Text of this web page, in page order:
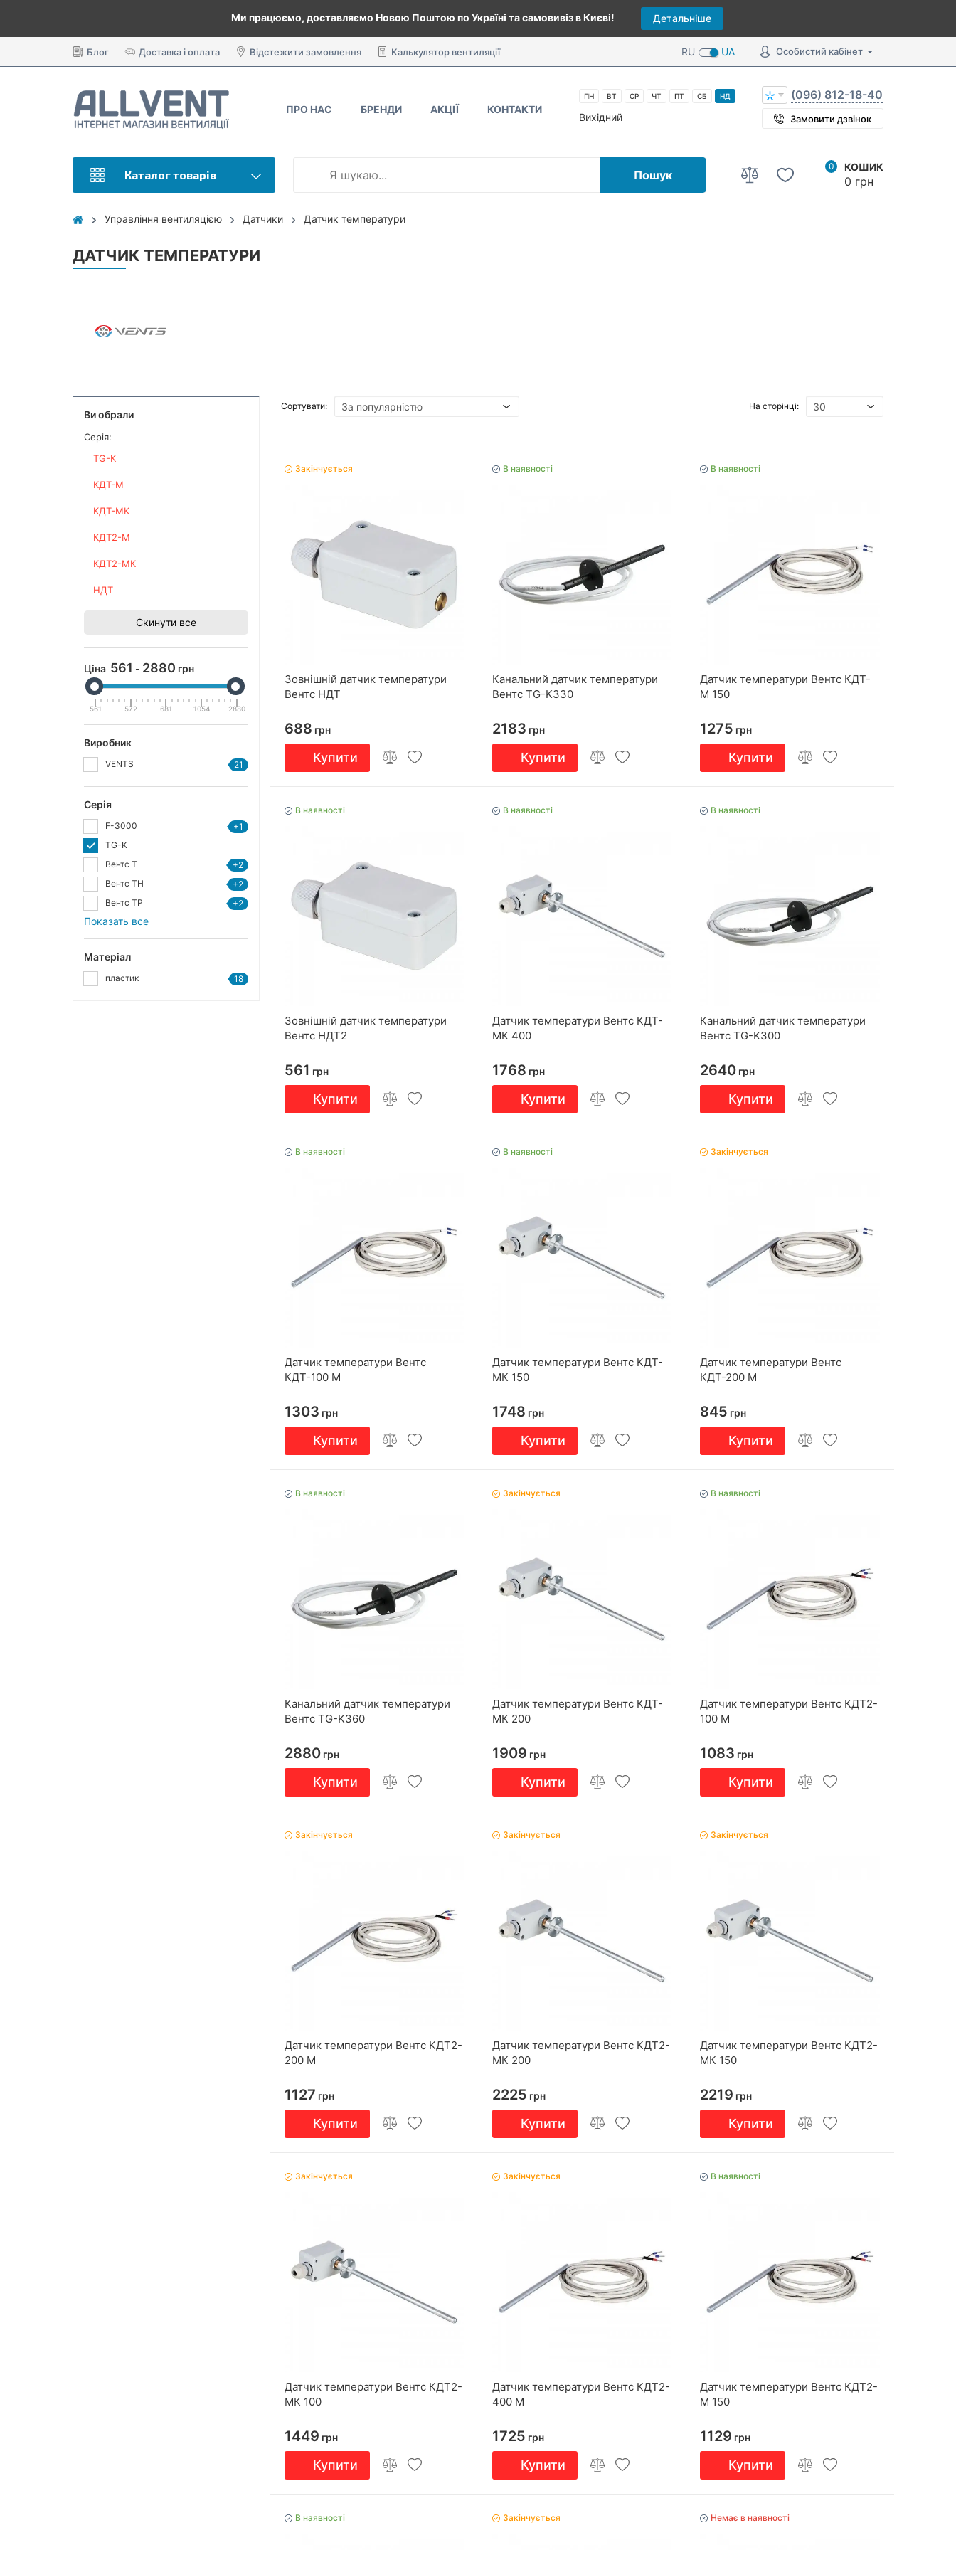
Ми працюємо, доставляємо Новою Поштою по Україні та самовивіз в Києві! Детальніше
Блог Доставка і оплата Відстежити замовлення Калькулятор вентиляції Особистий кабінет
RU UA
ПРО НАС БРЕНДИ АКЦІЇ КОНТАКТИ
ПН ВТ СР ЧТ ПТ СБ НД
Вихідний
(096) 812-18-40
Замовити дзвінок
Каталог товарів Пошук
0 КОШИК
0 грн
Управління вентиляцією Датчики Датчик температури
ДАТЧИК ТЕМПЕРАТУРИ
Ви обрали
Серія:
TG-K
КДТ-М
КДТ-МК
КДТ2-М
КДТ2-МК
НДТ
Скинути все
Ціна 561 - 2880 грн
561 572 681 1054 2880
Виробник
VENTS 21
Серія
F-3000
+1
TG-K
Вентс Т
+2
Вентс ТН
+2
Вентс ТР
+2
Показать все
Матеріал
пластик 18
Сортувати: На сторінці:
Закінчується
Зовнішній датчик температури
Вентс НДТ
688 грн
Купити
В наявності
Канальний датчик температури
Вентс TG-K330
2183 грн
Купити
В наявності
Датчик температури Вентс КДТ-
М 150
1275 грн
Купити
В наявності
Зовнішній датчик температури
Вентс НДТ2
561 грн
Купити
В наявності
Датчик температури Вентс КДТ-
МК 400
1768 грн
Купити
В наявності
Канальний датчик температури
Вентс TG-K300
2640 грн
Купити
В наявності
Датчик температури Вентс
КДТ-100 М
1303 грн
Купити
В наявності
Датчик температури Вентс КДТ-
МК 150
1748 грн
Купити
Закінчується
Датчик температури Вентс
КДТ-200 М
845 грн
Купити
В наявності
Канальний датчик температури
Вентс TG-K360
2880грн
Купити
Закінчується
Датчик температури Вентс КДТ-
МК 200
1909 грн
Купити
В наявності
Датчик температури Вентс КДТ2-
100 М
1083 грн
Купити
Закінчується
Датчик температури Вентс КДТ2-
200 М
1127 грн
Купити
Закінчується
Датчик температури Вентс КДТ2-
МК 200
2225 грн
Купити
Закінчується
Датчик температури Вентс КДТ2-
МК 150
2219 грн
Купити
Закінчується
Датчик температури Вентс КДТ2-
МК 100
1449 грн
Купити
Закінчується
Датчик температури Вентс КДТ2-
400 М
1725 грн
Купити
В наявності
Датчик температури Вентс КДТ2-
М 150
1129 грн
Купити
В наявності Закінчується Немає в наявності